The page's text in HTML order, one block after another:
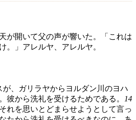
が開いて父の声が響いた。「これは
。」アレルヤ、アレルヤ。
が、ガリラヤからヨルダン川のヨハ
彼から洗礼を受けるためである。
14
れを思いとどまらせようとして言っ